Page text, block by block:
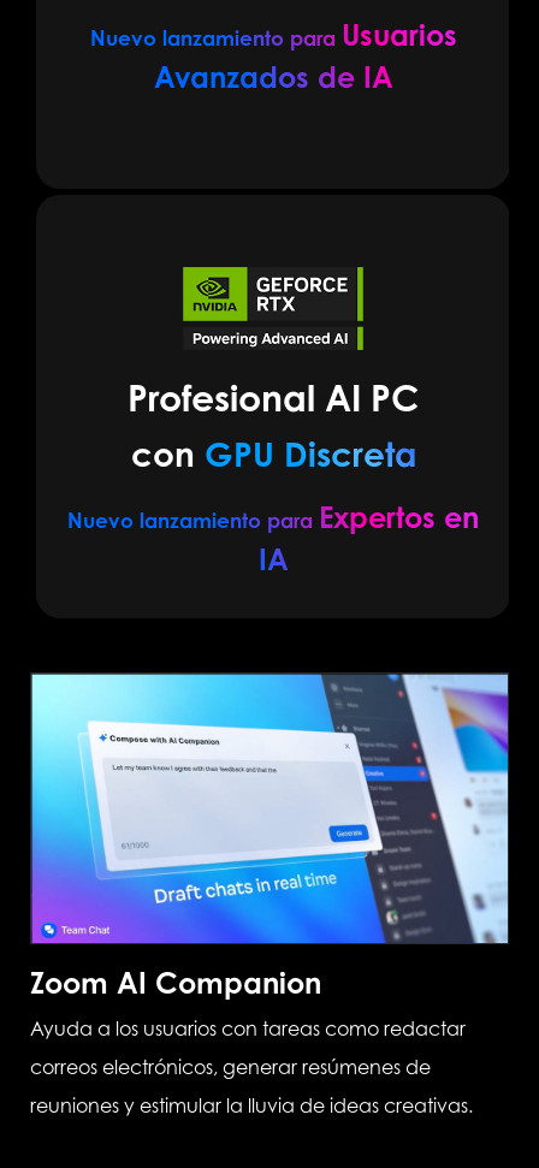
Nuevo lanzamiento para Usuarios
Avanzados de IA
Profesional AI PC
con GPU Discreta
Nuevo lanzamiento para Expertos en
IA
Zoom AI Companion
Ayuda a los usuarios con tareas como redactar
correos electrónicos, generar resúmenes de
reuniones y estimular la lluvia de ideas creativas.